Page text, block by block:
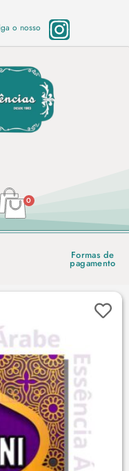
o nosso
0
Formas de
pagamento